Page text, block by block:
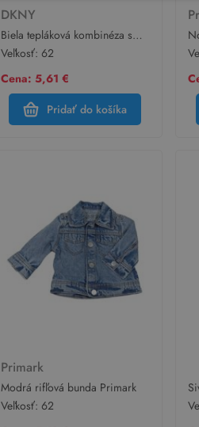
DKNY
Biela tepláková kombinéza s
logom a kapucňou DKNY
Veľkosť: 62
Cena: 5,61 €
Pridať do košíka
Primark
Modrá rifľová bunda Primark
Veľkosť: 62
s